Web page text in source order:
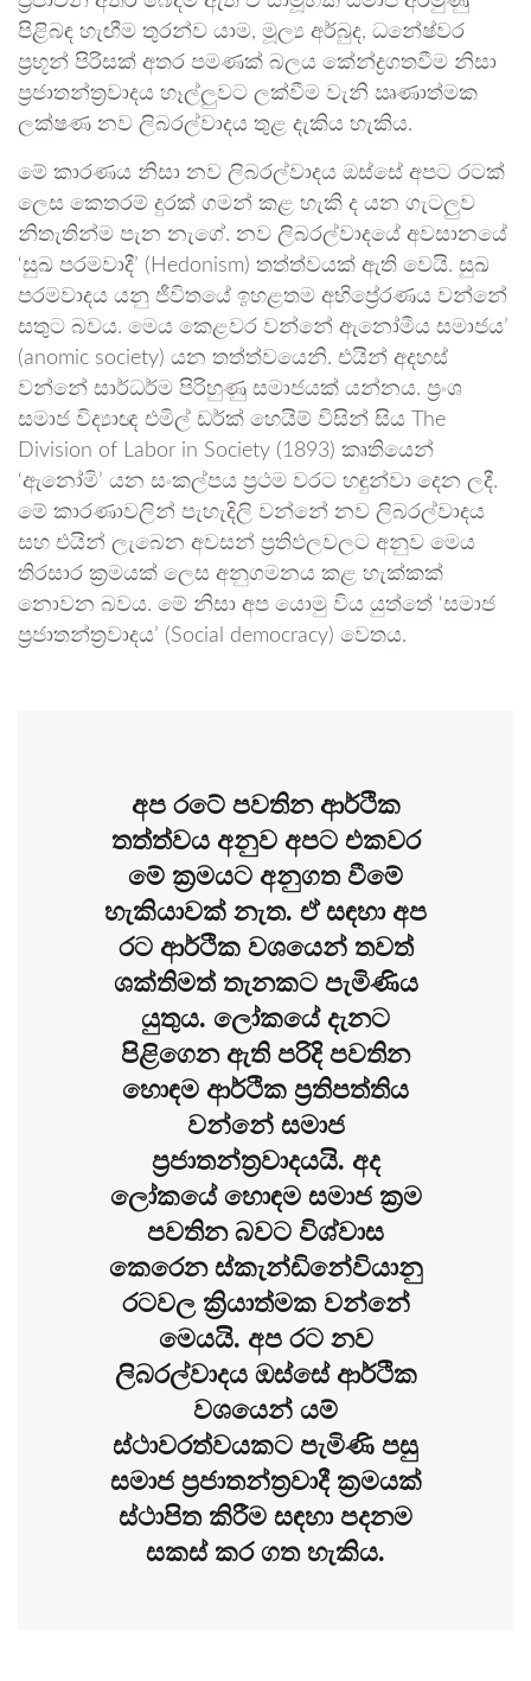
පිළිබඳ හැඟීම තුරන්ව යාම, මූල්‍ය අර්බුද, ධනේෂ්වර
ප්‍රභූන් පිරිසක් අතර පමණක් බලය කේන්ද්‍රගතවීම නිසා
ප්‍රජාතන්ත්‍රවාදය හෑල්ලුවට ලක්වීම වැනි ඍණාත්මක
ලක්ෂණ නව ලිබරල්වාදය තුළ දැකිය හැකිය.
මේ කාරණය නිසා නව ලිබරල්වාදය ඔස්සේ අපට රටක්
ලෙස කෙතරම් දුරක් ගමන් කළ හැකි ද යන ගැටලුව
නිතැතින්ම පැන නැගේ. නව ලිබරල්වාදයේ අවසානයේ
‘සුඛ පරමවාදී’ (Hedonism) තත්ත්වයක් ඇති වෙයි. සුඛ
පරමවාදය යනු ජීවිතයේ ඉහළතම අභිප්‍රේරණය වන්නේ
සතුට බවය. මෙය කෙළවර වන්නේ ඇනෝමීය සමාජය’
(anomic society) යන තත්ත්වයෙනි. එයින් අදහස්
වන්නේ සාර්ධර්ම පිරිහුණු සමාජයක් යන්නය. ප්‍රංශ
සමාජ විද්‍යාඥ එමිල් ඩර්ක් හෙයිම් විසින් සිය The
Division of Labor in Society (1893) කෘතියෙන්
‘ඇනෝමි’ යන සංකල්පය ප්‍රථම වරට හඳුන්වා දෙන ලදී.
මේ කාරණාවලින් පැහැදිලි වන්නේ නව ලිබරල්වාදය
සහ එයින් ලැබෙන අවසන් ප්‍රතිඵලවලට අනුව මෙය
තිරසාර ක්‍රමයක් ලෙස අනුගමනය කළ හැක්කක්
නොවන බවය. මේ නිසා අප යොමු විය යුත්තේ ‘සමාජ
ප්‍රජාතන්ත්‍රවාදය’ (Social democracy) වෙතය.
අප රටේ පවතින ආර්ථික
තත්ත්වය අනුව අපට එකවර
මේ ක්‍රමයට අනුගත වීමේ
හැකියාවක් නැත. ඒ සඳහා අප
රට ආර්ථික වශයෙන් තවත්
ශක්තිමත් තැනකට පැමිණිය
යුතුය. ලෝකයේ දැනට
පිළිගෙන ඇති පරිදි පවතින
හොඳම ආර්ථික ප්‍රතිපත්තිය
වන්නේ සමාජ
ප්‍රජාතන්ත්‍රවාදයයි. අද
ලෝකයේ හොඳම සමාජ ක්‍රම
පවතින බවට විශ්වාස
කෙරෙන ස්කැන්ඩිනේවියානු
රටවල ක්‍රියාත්මක වන්නේ
මෙයයි. අප රට නව
ලිබරල්වාදය ඔස්සේ ආර්ථික
වශයෙන් යම්
ස්ථාවරත්වයකට පැමිණි පසු
සමාජ ප්‍රජාතන්ත්‍රවාදී ක්‍රමයක්
ස්ථාපිත කිරීම සඳහා පදනම
සකස් කර ගත හැකිය.